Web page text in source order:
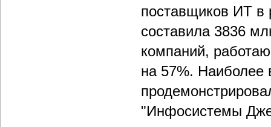
поставщиков ИТ в
составила 3836
компаний,
на 57%. Наиболее
"Инфосистемы